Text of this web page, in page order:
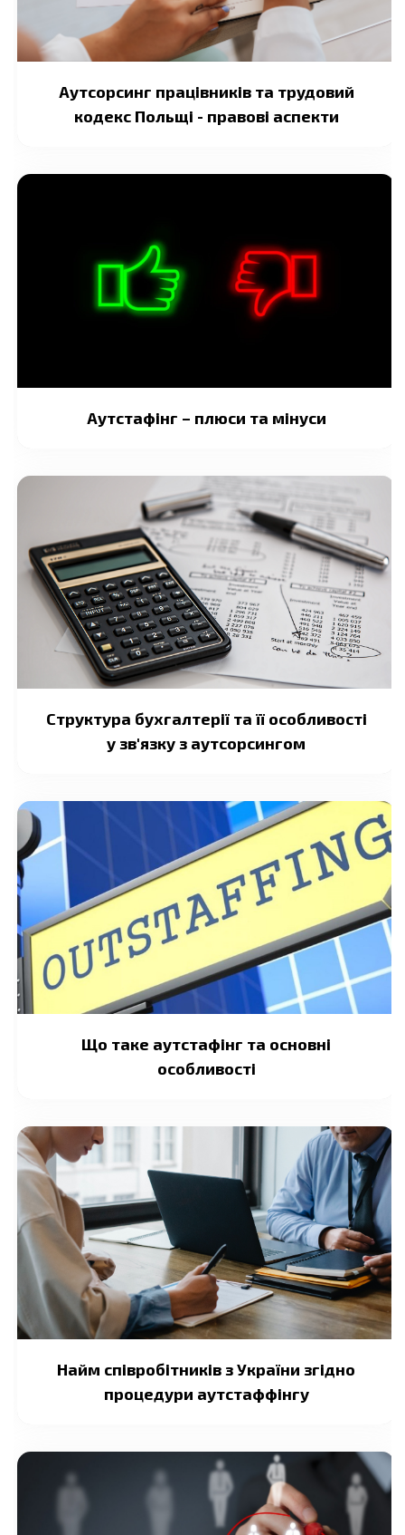
Аутсорсинг працівників та трудовий
кодекс Польщі - правові аспекти
Аутстафінг – плюси та мінуси
Структура бухгалтерії та її особливості
у зв'язку з аутсорсингом
Що таке аутстафінг та основні
особливості
Найм співробітників з України згідно
процедури аутстаффінгу